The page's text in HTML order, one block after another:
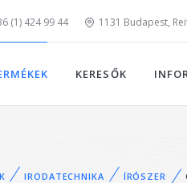
(1) 424 99 44 1131 Budapest,
KERESŐK
IRODATECHNIKA ÍRÓSZER